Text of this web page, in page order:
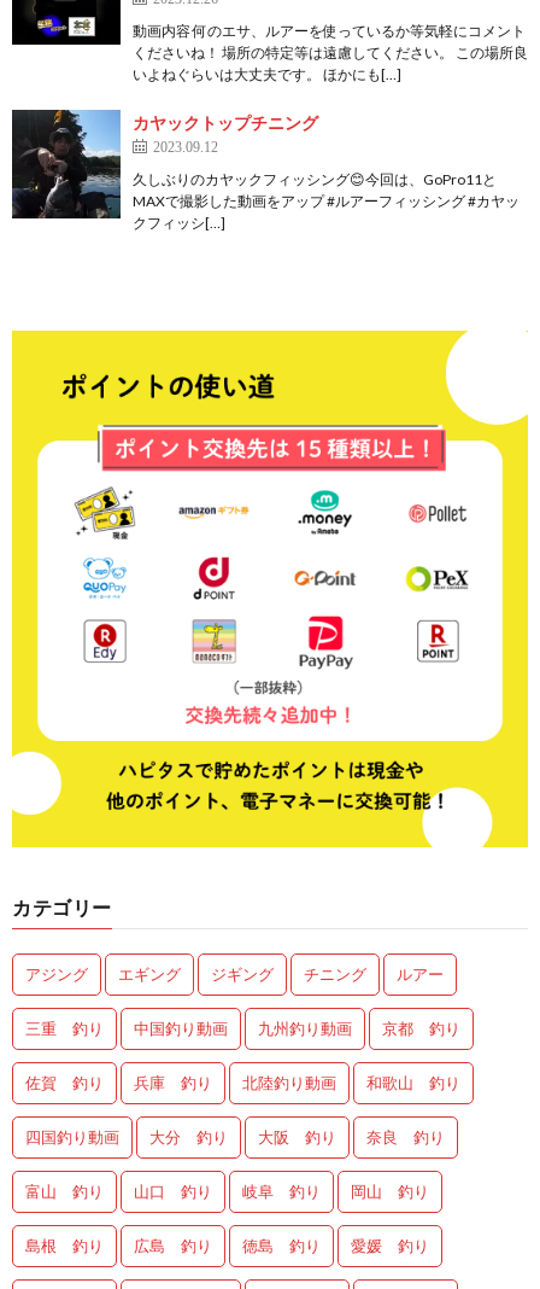
動画内容 何のエサ、ルアーを使っているか等気軽にコメント
くださいね！ 場所の特定等は遠慮してください。 この場所良
いよねぐらいは大丈夫です。 ほかにも[…]
カヤックトップチニング
2023.09.12
久しぶりのカヤックフィッシング😊今回は、GoPro11と
MAXで撮影した動画をアップ #ルアーフィッシング #カヤッ
クフィッシ[…]
カテゴリー
アジング エギング ジギング チニング ルアー
三重 釣り 中国釣り動画 九州釣り動画 京都 釣り
佐賀 釣り 兵庫 釣り 北陸釣り動画 和歌山 釣り
四国釣り動画 大分 釣り 大阪 釣り 奈良 釣り
富山 釣り 山口 釣り 岐阜 釣り 岡山 釣り
島根 釣り 広島 釣り 徳島 釣り 愛媛 釣り